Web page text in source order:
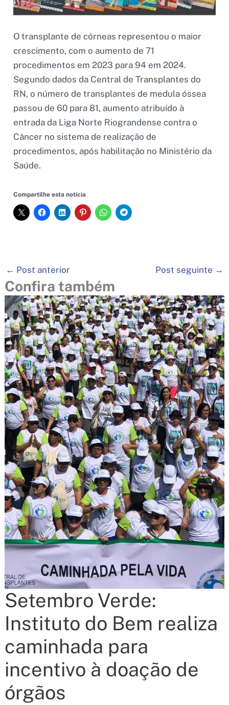
O transplante de córneas representou o maior
crescimento, com o aumento de 71
procedimentos em 2023 para 94 em 2024.
Segundo dados da Central de Transplantes do
RN, o número de transplantes de medula óssea
passou de 60 para 81, aumento atribuído à
entrada da Liga Norte Riograndense contra o
Câncer no sistema de realização de
procedimentos, após habilitação no Ministério da
Saúde.
Compartilhe esta notícia
← Post anterior Post seguinte →
Confira também
Setembro Verde:
Instituto do Bem realiza
caminhada para
incentivo à doação de
órgãos